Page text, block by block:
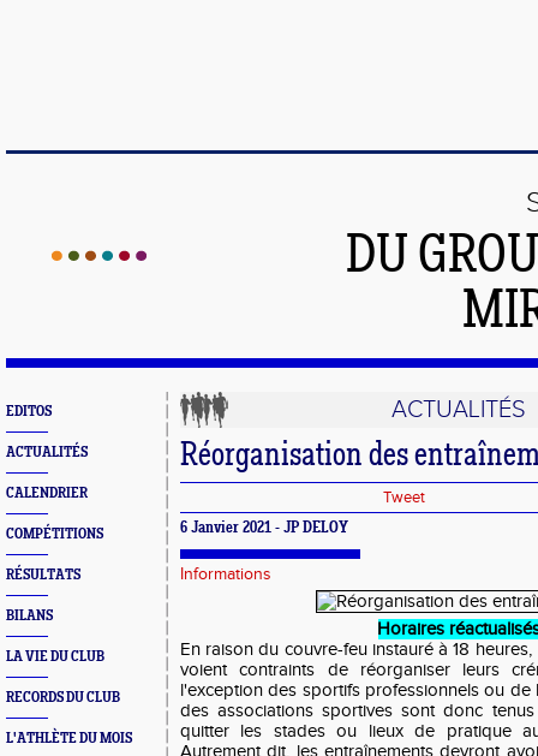
DU
EDITOS
ACTUALITÉS
CALENDRIER
COMPÉTITIONS
RÉSULTATS
BILANS
LA VIE DU CLUB
RECORDS DU CLUB
L'ATHLÈTE DU MOIS
ACTUALITÉS
Réorganisation des
Tweet
6 Janvier 2021 - JP DELOY
Informations
Horaires
En raison du couvre-feu instauré à 18
voient contraints de réorganiser leurs
l'exception des sportifs professionnels ou de
des associations sportives sont donc
quitter les stades ou lieux de pratique
Autrement dit, les entraînements devront